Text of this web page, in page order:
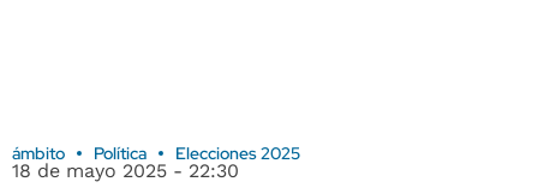
ámbito Política Elecciones 2025
18 de mayo 2025 - 22:30